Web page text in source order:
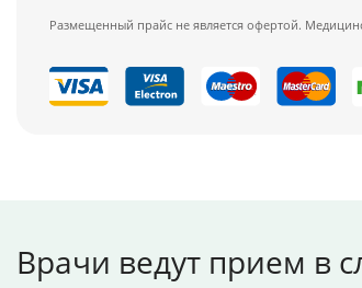
Размещенный прайс не является офертой.
Врачи ведут прием в